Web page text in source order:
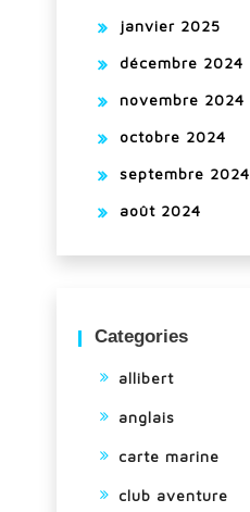
janvier 2025
décembre 2024
novembre 2024
octobre 2024
septembre 2024
août 2024
Categories
allibert
anglais
carte marine
club aventure